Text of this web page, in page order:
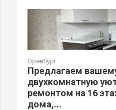
Оренбург
Предлагаем
двухкомнатную
ремонтом на 16
дома,...